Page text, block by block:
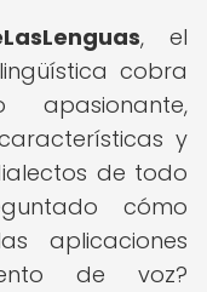
, el
cobra
y
de todo
cómo
aplicaciones
de voz?